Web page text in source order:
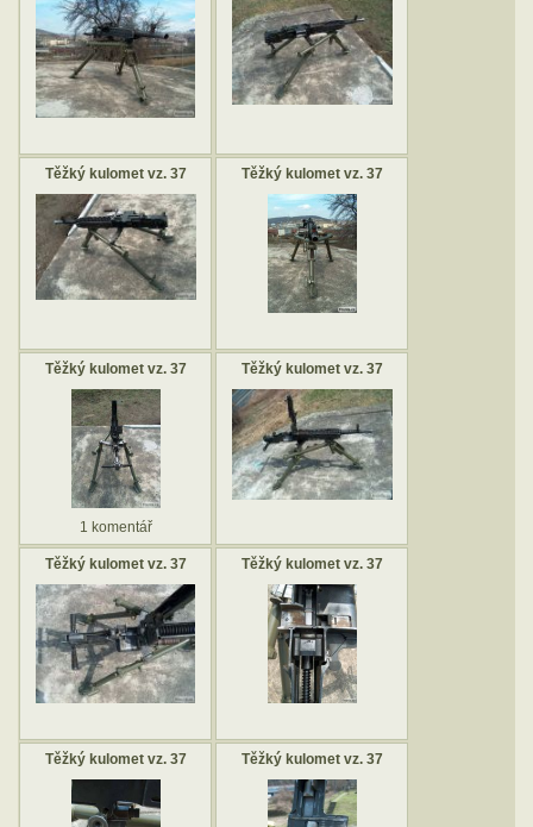
Těžký kulomet vz. 37 Těžký kulomet vz. 37
Těžký kulomet vz. 37
1 komentář
Těžký kulomet vz. 37
Těžký kulomet vz. 37 Těžký kulomet vz. 37
Těžký kulomet vz. 37 Těžký kulomet vz. 37